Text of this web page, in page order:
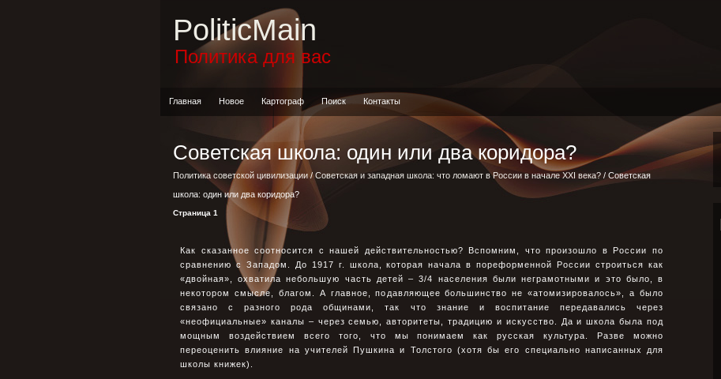
PoliticMain
Политика для вас
Главная Новое Картограф Поиск Контакты
Советская школа: один или два коpидоpа?
Политика советской цивилизации /Советская и западная школа: что ломают в России в начале XXI века? / Советская
школа: один или два коpидоpа?
Страница 1
Как сказанное соотносится с нашей действительностью? Вспомним, что произошло в России по
сравнению с Западом. До 1917 г. школа, которая начала в пореформенной России строиться как
«двойная», охватила небольшую часть детей – 3/4 населения были неграмотными и это было, в
некотором смысле, благом. А главное, подавляющее большинство не «атомизировалось», а было
связано с разного рода общинами, так что знание и воспитание передавались через
«неофициальные» каналы – через семью, авторитеты, традицию и искусство. Да и школа была под
мощным воздействием всего того, что мы понимаем как русская культура. Разве можно
переоценить влияние на учителей Пушкина и Толстого (хотя бы его специально написанных для
школы книжек).